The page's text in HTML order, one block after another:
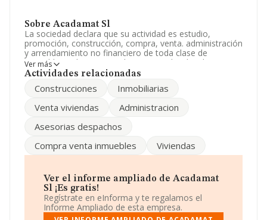
Sobre Acadamat Sl
La sociedad declara que su actividad es estudio,
promoción, construcción, compra, venta. administración
y arrendamiento no financiero de toda clase de
inmuebles, tales como solares. viviendas, locales y
edificios. ya en bloques. ya por departamentos
Mercantil como Sociedad Limitada. Tiene CNAE: 6820 -
realiza actividad de importación y/o exportación.
Ha contado con el mismo número de profesionales y
INFORMA, el número de empleados ha estado por
encima de la media de sector.
La sociedad española Acadamat S.L , con CIF
B60037868, está situada en Calle San Enrique De Osso
núm. 219 St, (28055), Madrid, Madrid.
En relación con el sector y disponiendo de los datos de
Ver más
Actividades relacionadas
Construcciones
Inmobiliarias
Venta viviendas
Administracion
Asesorias despachos
Compra venta inmuebles
Viviendas
Ver el informe ampliado de Acadamat
Sl ¡Es gratis!
Regístrate en eInforma y te regalamos el
Informe Ampliado de esta empresa.